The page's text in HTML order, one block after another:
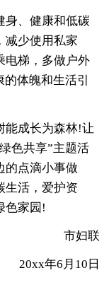
身、健康和低碳
减少使用私家
电梯，多做户外
体魄和生活引
能成长为森林!让
色共享”主题活
的点滴小事做
生活，爱护资
色家园!
市妇联
20xx年6月10日